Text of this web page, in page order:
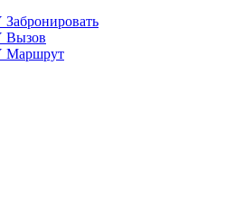
Забронировать
Вызов
Маршрут